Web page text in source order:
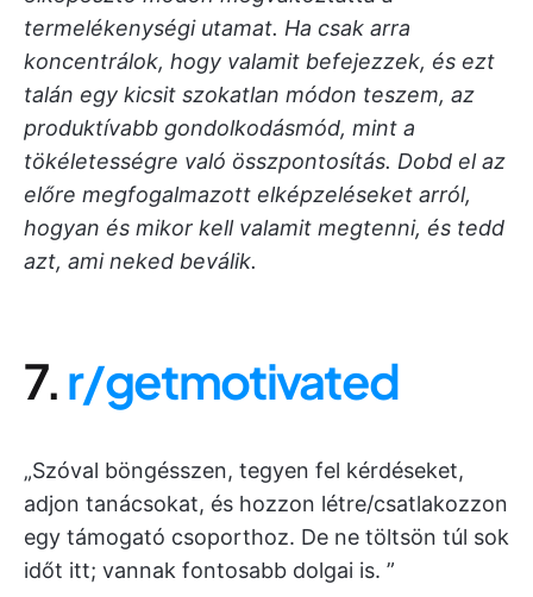
termelékenységi utamat. Ha csak arra
koncentrálok, hogy valamit befejezzek, és ezt
talán egy kicsit szokatlan módon teszem, az
produktívabb gondolkodásmód, mint a
tökéletességre való összpontosítás. Dobd el az
előre megfogalmazott elképzeléseket arról,
hogyan és mikor kell valamit megtenni, és tedd
azt, ami neked beválik.
7.r/getmotivated
„Szóval böngésszen, tegyen fel kérdéseket,
adjon tanácsokat, és hozzon létre/csatlakozzon
egy támogató csoporthoz. De ne töltsön túl sok
időt itt; vannak fontosabb dolgai is. ”